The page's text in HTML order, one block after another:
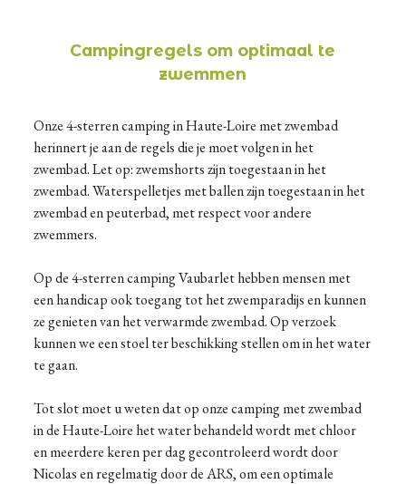
Campingregels om optimaal te
zwemmen
Onze 4-sterren camping in Haute-Loire met zwembad
herinnert je aan de regels die je moet volgen in het
zwembad. Let op: zwemshorts zijn toegestaan in het
zwembad. Waterspelletjes met ballen zijn toegestaan in het
zwembad en peuterbad, met respect voor andere
zwemmers.
Op de 4-sterren camping Vaubarlet hebben mensen met
een handicap ook toegang tot het zwemparadijs en kunnen
ze genieten van het verwarmde zwembad. Op verzoek
kunnen we een stoel ter beschikking stellen om in het water
te gaan.
Tot slot moet u weten dat op onze camping met zwembad
in de Haute-Loire het water behandeld wordt met chloor
en meerdere keren per dag gecontroleerd wordt door
Nicolas en regelmatig door de ARS, om een optimale